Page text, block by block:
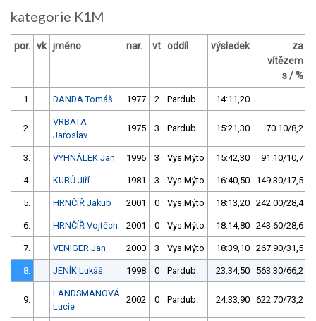
kategorie K1M
por. vk jméno nar. vt oddíl výsledek
za
vítězem
s / %
1. DANDA Tomáš 1977 2 Pardub. 14:11,20
2.
VRBATA
Jaroslav
1975 3 Pardub. 15:21,30 70.10/8,2
3. VYHNÁLEK Jan 1996 3 Vys.Mýto 15:42,30 91.10/10,7
4. KUBŮ Jiří 1981 3 Vys.Mýto 16:40,50 149.30/17,5
5. HRNČÍŘ Jakub 2001 0 Vys.Mýto 18:13,20 242.00/28,4
6. HRNČÍŘ Vojtěch 2001 0 Vys.Mýto 18:14,80 243.60/28,6
7. VENIGER Jan 2000 3 Vys.Mýto 18:39,10 267.90/31,5
8. JENÍK Lukáš 1998 0 Pardub. 23:34,50 563.30/66,2
9.
LANDSMANOVÁ
Lucie
2002 0 Pardub. 24:33,90 622.70/73,2